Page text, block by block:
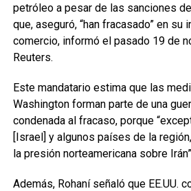
petróleo a pesar de las sanciones
que, aseguró, “han fracasado” en
comercio, informó el pasado 19 de
Reuters.
Este mandatario estima que las
Washington forman parte de una
condenada al fracaso, porque
[Israel] y algunos países de la
la presión norteamericana sobre
Además, Rohaní señaló que EE.UU.